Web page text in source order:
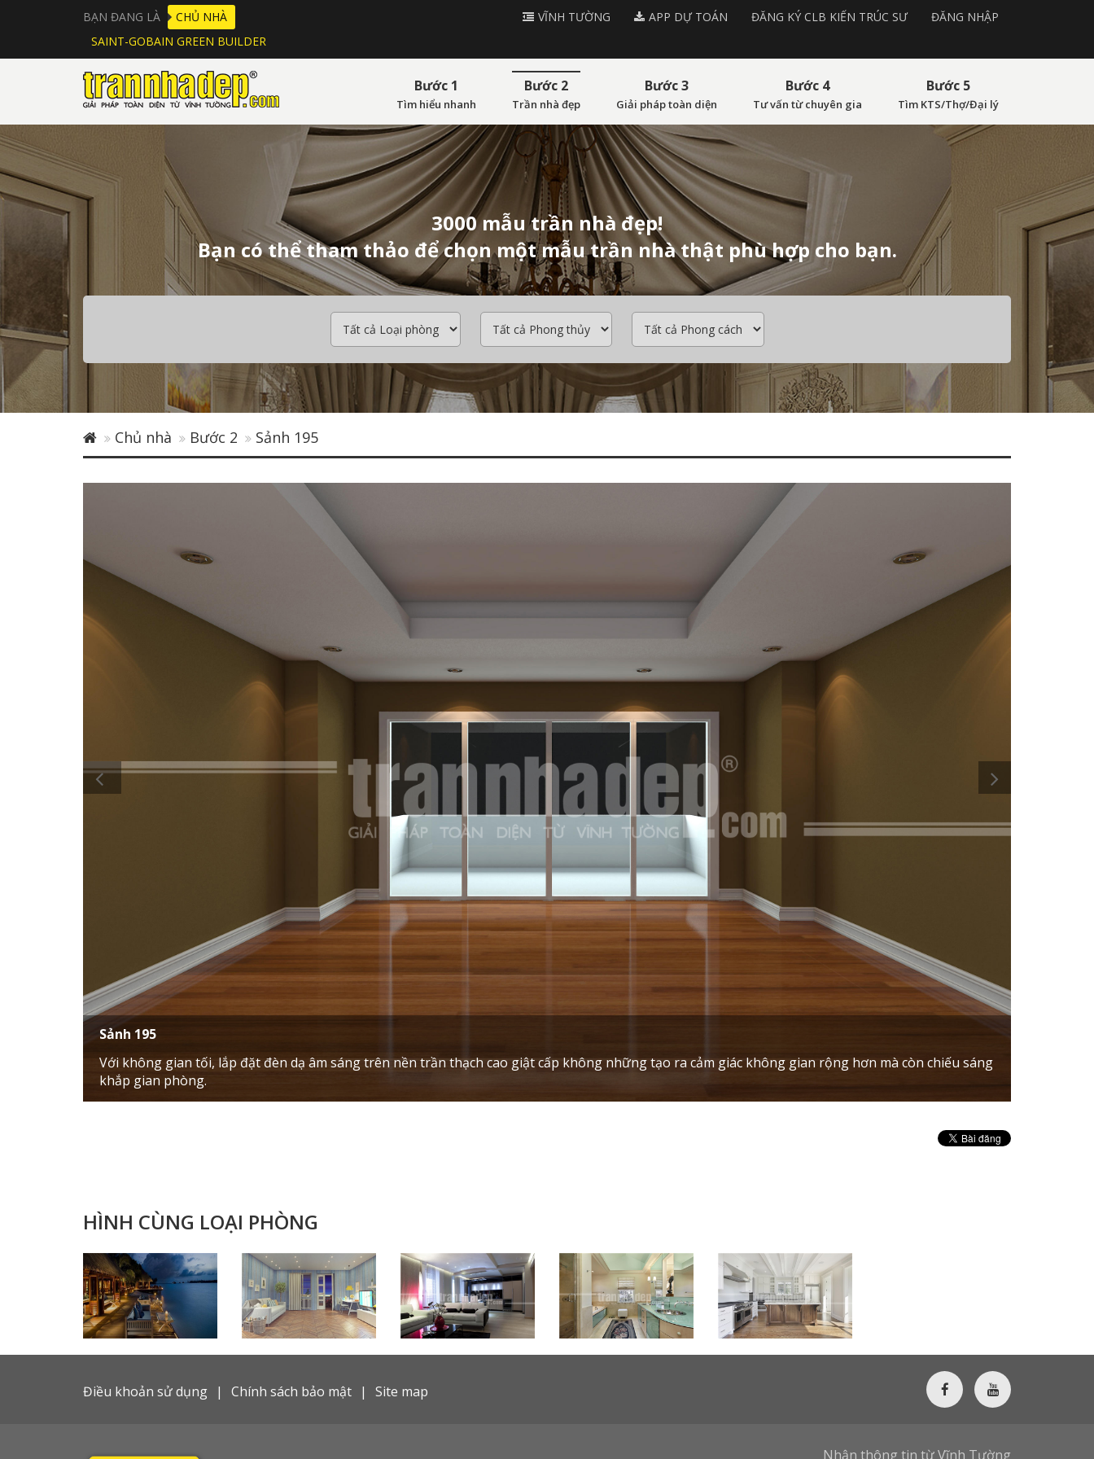
BẠN ĐANG LÀ
CHỦ NHÀ
SAINT-GOBAIN GREEN BUILDER
VĨNH TƯỜNG APP DỰ TOÁN ĐĂNG KÝ CLB KIẾN TRÚC SƯ ĐĂNG NHẬP
Bước 1
Tìm hiểu nhanh
Bước 2
Trần nhà đẹp
Bước 3
Giải pháp toàn diện
Bước 4
Tư vấn từ chuyên gia
Bước 5
Tìm KTS/Thợ/Đại lý
3000 mẫu trần nhà đẹp!
Bạn có thể tham thảo để chọn một mẫu trần nhà thật phù hợp cho bạn.
Chủ nhà Bước 2 Sảnh 195
Sảnh 195
Với không gian tối, lắp đặt đèn dạ âm sáng trên nền trần thạch cao giật cấp không những tạo ra cảm giác không gian rộng hơn mà còn chiếu sáng
khắp gian phòng.
HÌNH CÙNG LOẠI PHÒNG
Điều khoản sử dụng Chính sách bảo mật Site map
Nhận thông tin từ Vĩnh Tường